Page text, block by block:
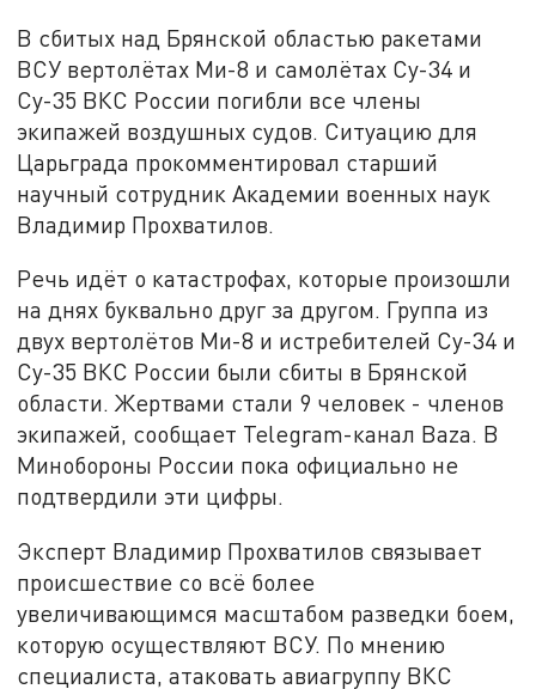
В сбитых над Брянской областью ракетами
ВСУ вертолётах Ми-8 и самолётах Су-34 и
Су-35 ВКС России погибли все члены
экипажей воздушных судов. Ситуацию для
Царьграда прокомментировал старший
научный сотрудник Академии военных наук
Владимир Прохватилов.
Речь идёт о катастрофах, которые произошли
на днях буквально друг за другом. Группа из
двух вертолётов Ми-8 и истребителей Су-34 и
Су-35 ВКС России были сбиты в Брянской
области. Жертвами стали 9 человек - членов
экипажей, сообщает Telegram-канал Baza. В
Минобороны России пока официально не
подтвердили эти цифры.
Эксперт Владимир Прохватилов связывает
происшествие со всё более
увеличивающимся масштабом разведки боем,
которую осуществляют ВСУ. По мнению
специалиста, атаковать авиагруппу ВКС